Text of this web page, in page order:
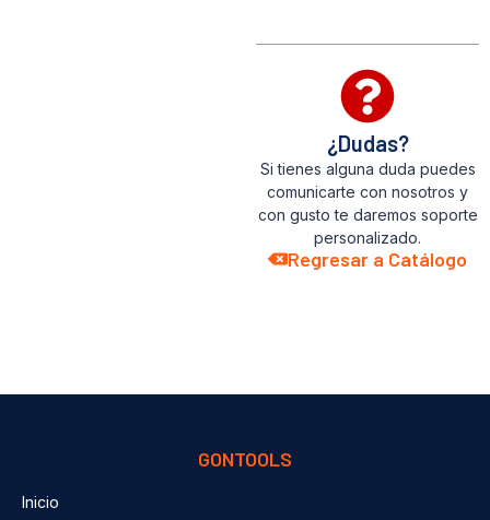
¿Dudas?
Si tienes alguna duda puedes
comunicarte con nosotros y
con gusto te daremos soporte
personalizado.
Regresar a Catálogo
GONTOOLS
Inicio